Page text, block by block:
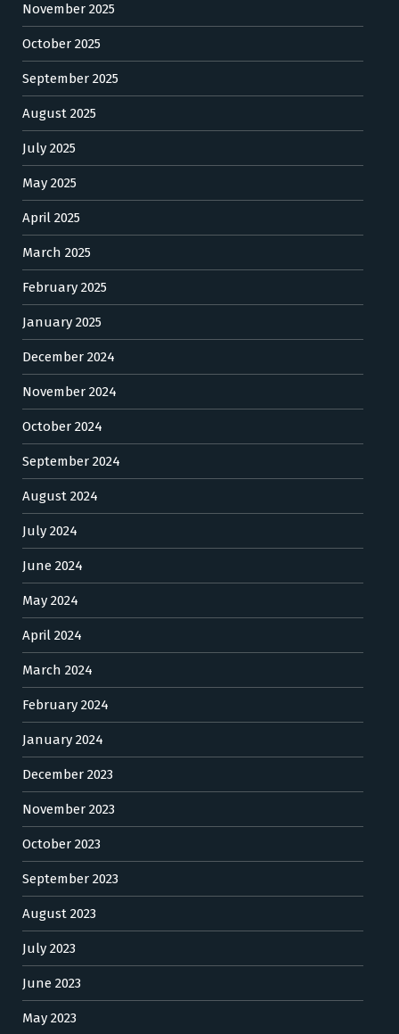
November 2025
October 2025
September 2025
August 2025
July 2025
May 2025
April 2025
March 2025
February 2025
January 2025
December 2024
November 2024
October 2024
September 2024
August 2024
July 2024
June 2024
May 2024
April 2024
March 2024
February 2024
January 2024
December 2023
November 2023
October 2023
September 2023
August 2023
July 2023
June 2023
May 2023